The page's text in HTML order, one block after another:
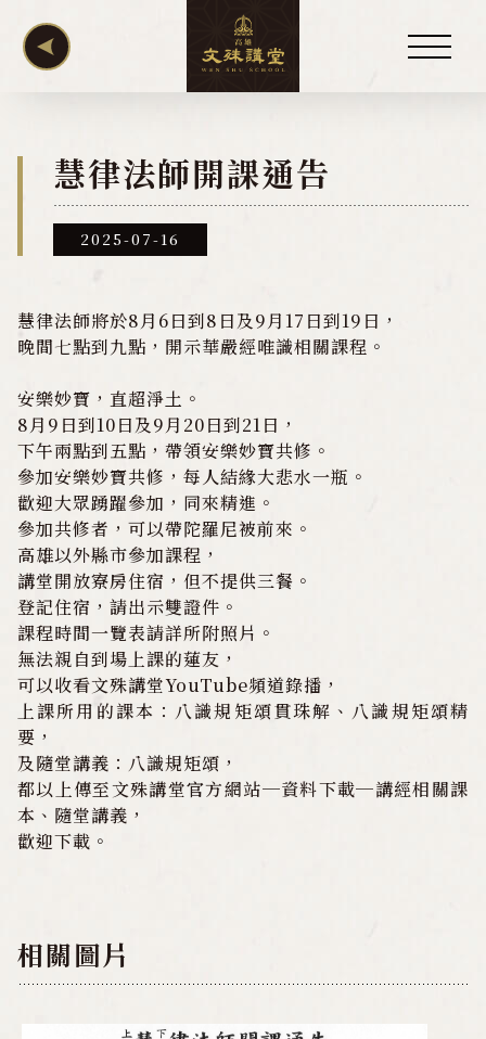
慧律法師
講堂訊息
公佈欄
年度點燈拔度牌位
梁皇法會
水陸法會
三千佛光明燈
佛學教室
資料下載
影音專區
慧律法師開課通告
2025-07-16
慧律法師將於8月6日到8日及9月17日到19日，
晚間七點到九點，開示華嚴經唯識相關課程。
安樂妙寶，直超淨土。
8月9日到10日及9月20日到21日，
下午兩點到五點，帶領安樂妙寶共修。
參加安樂妙寶共修，每人結緣大悲水一瓶。
歡迎大眾踴躍參加，同來精進。
參加共修者，可以帶陀羅尼被前來。
高雄以外縣市參加課程，
講堂開放寮房住宿，但不提供三餐。
登記住宿，請出示雙證件。
課程時間一覽表請詳所附照片。
無法親自到場上課的蓮友，
可以收看文殊講堂YouTube頻道錄播，
上課所用的課本：八識規矩頌貫珠解、八識規矩頌精
要，
及隨堂講義：八識規矩頌，
都以上傳至文殊講堂官方網站─資料下載─講經相關課
本、隨堂講義，
歡迎下載。
相關圖片